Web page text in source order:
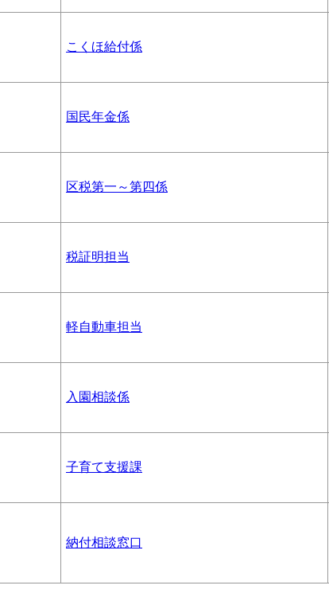
こくほ給付係
国民年金係
区税第一～第四係
税証明担当
軽自動車担当
入園相談係
子育て支援課
納付相談窓口